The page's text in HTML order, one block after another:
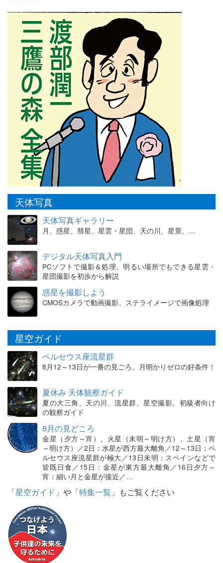
天体写真
天体写真ギャラリー
月、惑星、彗星、星雲・星団、天の川、星景、…
デジタル天体写真入門
PCソフトで撮影＆処理。明るい場所でもできる星雲・
星団撮影を初歩から解説
惑星を撮影しよう
CMOSカメラで動画撮影、ステライメージで画像処理
星空ガイド
ペルセウス座流星群
8月12～13日が一番の見ごろ。月明かりゼロの好条件！
夏休み 天体観察ガイド
夏の大三角、天の川、流星群、星空撮影。初級者向け
の観察ガイド
8月の見どころ
金星（夕方～宵）、火星（未明～明け方）、土星（宵
～明け方）／2日：水星が西方最大離角／12～13日：ペ
ルセウス座流星群が極大／13日未明：スペインなどで
皆既日食／15日：金星が東方最大離角／16日夕方～
宵：細い月と金星が接近／…
「星空ガイド 」や「特集一覧 」もご覧ください